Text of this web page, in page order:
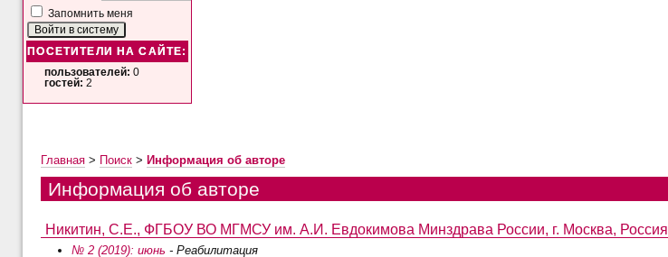
Запомнить меня
ПОСЕТИТЕЛИ НА САЙТЕ:
пользователей: 0
гостей: 2
Главная> Поиск> Информация об авторе
Информация об авторе
Никитин, С.Е., ФГБОУ ВО МГМСУ им. А.И. Евдокимова Минздрава России, г. Москва, Россия
№ 2 (2019): июнь - Реабилитация